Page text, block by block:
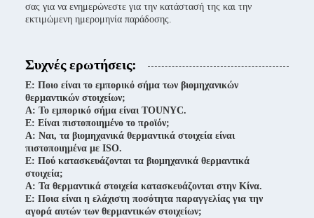
σας για να ενημερώνεστε για την κατάστασή της και την
εκτιμώμενη ημερομηνία παράδοσης.
Συχνές ερωτήσεις:
Ε: Ποιο είναι το εμπορικό σήμα των βιομηχανικών
θερμαντικών στοιχείων;
Α: Το εμπορικό σήμα είναι TOUNYC.
Ε: Είναι πιστοποιημένο το προϊόν;
Α: Ναι, τα βιομηχανικά θερμαντικά στοιχεία είναι
πιστοποιημένα με ISO.
Ε: Πού κατασκευάζονται τα βιομηχανικά θερμαντικά
στοιχεία;
Α: Τα θερμαντικά στοιχεία κατασκευάζονται στην Κίνα.
Ε: Ποια είναι η ελάχιστη ποσότητα παραγγελίας για την
αγορά αυτών των θερμαντικών στοιχείων;